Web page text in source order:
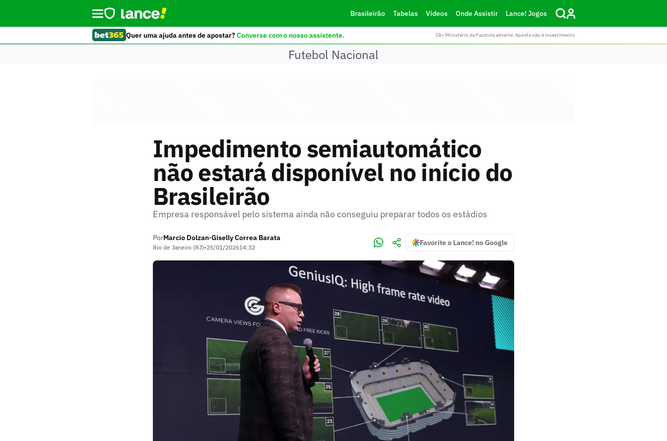
Brasileirão Tabelas Vídeos Onde Assistir Lance! Jogos
Quer uma ajuda antes de apostar?Converse com o nosso assistente. 18+ Ministério da Fazenda adverte: Aposta não é investimento
Futebol Nacional
Impedimento semiautomático
não estará disponível no início do
Brasileirão
Empresa responsável pelo sistema ainda não conseguiu preparar todos os estádios
PorMarcio Dolzan•Giselly Correa Barata
Rio de Janeiro (RJ)•25/01/202614:32
Favorite o Lance! no Google